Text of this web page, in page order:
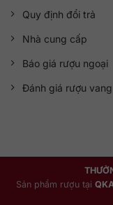
Quy định đổi trả
Nhà cung cấp
Báo giá rượu ngoại
Đánh giá rượu vang
Sản phẩm rượu tại